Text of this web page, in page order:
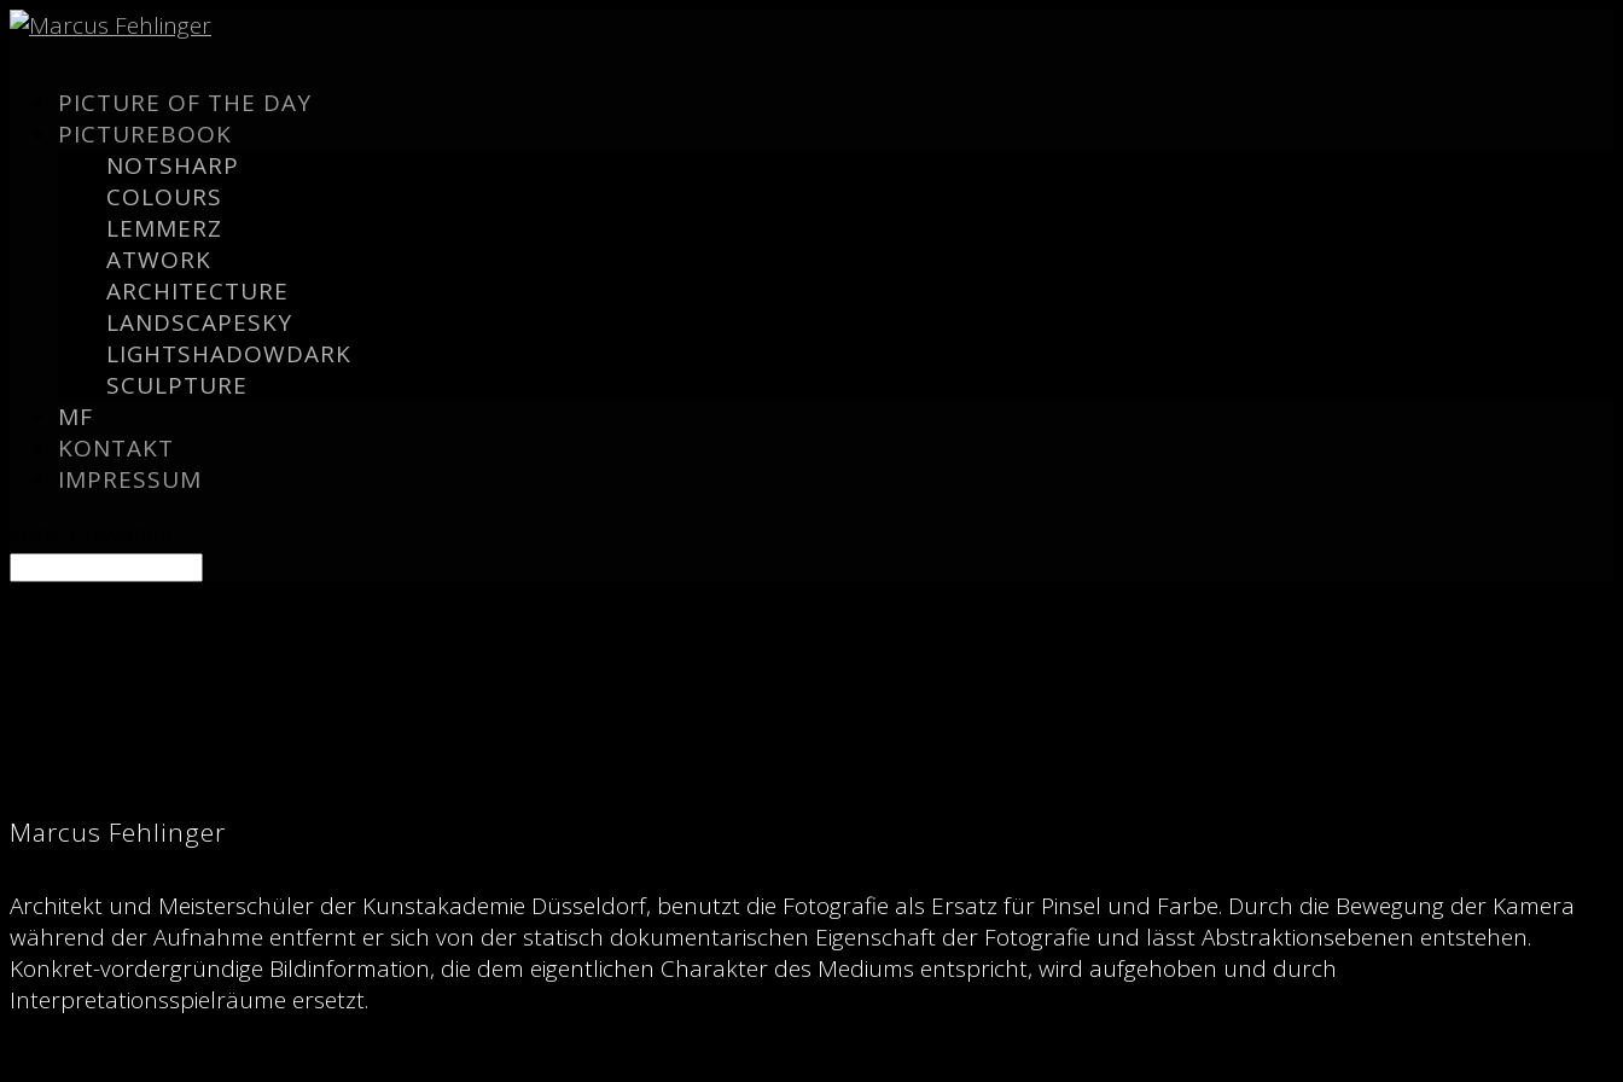
PICTURE OF THE DAY
PICTUREBOOK
NOTSHARP
COLOURS
LEMMERZ
ATWORK
ARCHITECTURE
LANDSCAPESKY
LIGHTSHADOWDARK
SCULPTURE
MF
KONTAKT
IMPRESSUM
Marcus Fehlinger
Architekt und Meisterschüler der Kunstakademie Düsseldorf, benutzt die Fotografie als Ersatz für Pinsel und Farbe. Durch die Bewegung der Kamera
während der Aufnahme entfernt er sich von der statisch dokumentarischen Eigenschaft der Fotografie und lässt Abstraktionsebenen entstehen.
Konkret-vordergründige Bildinformation, die dem eigentlichen Charakter des Mediums entspricht, wird aufgehoben und durch
Interpretationsspielräume ersetzt.